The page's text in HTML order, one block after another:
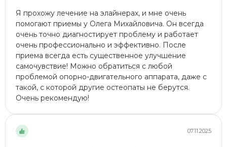
Я прохожу лечение на элайнерах, и мне очень
помогают приемы у Олега Михайловича. Он всегда
очень точно диагностирует проблему и работает
очень профессионально и эффективно. После
приема всегда есть существенное улучшение
самочувствие! Можно обратиться с любой
проблемой опорно-двигательного аппарата, даже с
такой, с которой другие остеопаты не берутся.
Очень рекомендую!
07.11.2025